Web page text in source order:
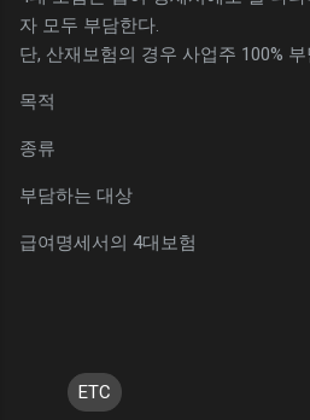
자 모두 부담한다.
단, 산재보험의 경우 사업주 100% 부
목적
종류
부담하는 대상
급여명세서의 4대보험
ETC